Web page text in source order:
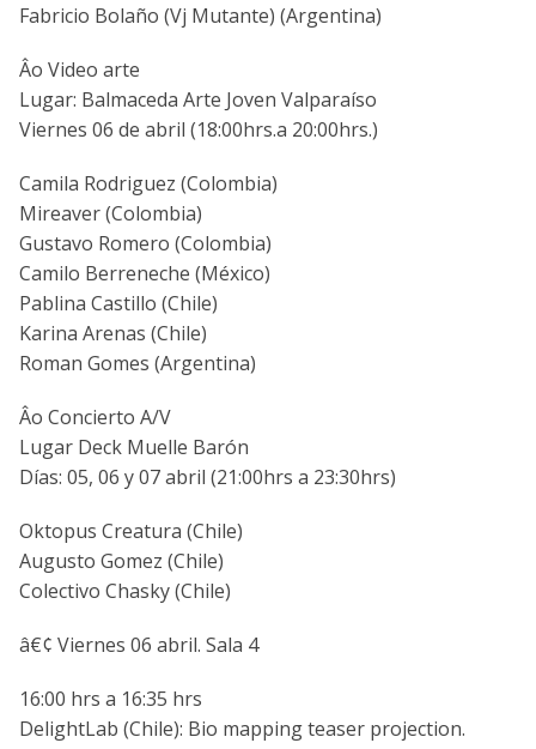
Fabricio Bolaño (Vj Mutante) (Argentina)
Âo Video arte
Lugar: Balmaceda Arte Joven Valparaí­so
Viernes 06 de abril (18:00hrs.a 20:00hrs.)
Camila Rodriguez (Colombia)
Mireaver (Colombia)
Gustavo Romero (Colombia)
Camilo Berreneche (México)
Pablina Castillo (Chile)
Karina Arenas (Chile)
Roman Gomes (Argentina)
Âo Concierto A/V
Lugar Deck Muelle Barón
Dí­as: 05, 06 y 07 abril (21:00hrs a 23:30hrs)
Oktopus Creatura (Chile)
Augusto Gomez (Chile)
Colectivo Chasky (Chile)
â€¢ Viernes 06 abril. Sala 4
16:00 hrs a 16:35 hrs
DelightLab (Chile): Bio mapping teaser projection.